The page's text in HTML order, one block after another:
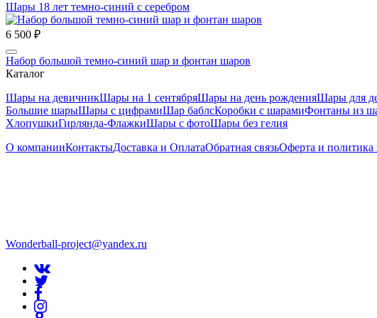
Шары 18 лет темно-синий с серебром
6 500 ₽
Набор большой темно-синий шар и фонтан шаров
Каталог
Шары на девичникШары на 1 сентябряШары на день рожденияШары для
Большие шарыШары с цифрамиШар баблсКоробки с шарамиФонтаны из
ХлопушкиГирлянда-ФлажкиШары с фотоШары без гелия
О компанииКонтактыДоставка и ОплатаОбратная связьОферта и политика
Wonderball-project@yandex.ru